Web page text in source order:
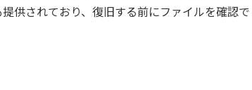
供されており、復旧する前にファイルを確認で